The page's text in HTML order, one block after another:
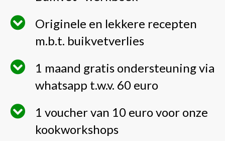
Originele en lekkere recepten
m.b.t. buikvetverlies
1 maand gratis ondersteuning via
whatsapp t.w.v. 60 euro
1 voucher van 10 euro voor onze
kookworkshops